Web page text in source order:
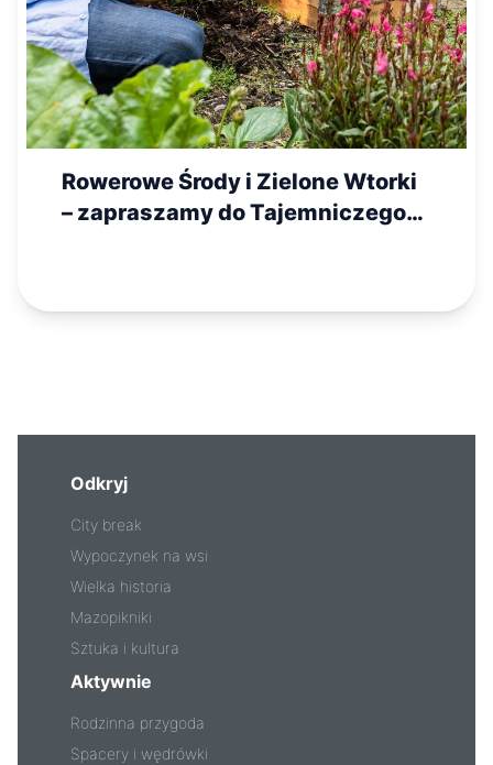
Rowerowe Środy i Zielone Wtorki
– zapraszamy do Tajemniczego
Odkryj
City break
Wypoczynek na wsi
Wielka historia
Mazopikniki
Sztuka i kultura
Aktywnie
Rodzinna przygoda
Spacery i wędrówki